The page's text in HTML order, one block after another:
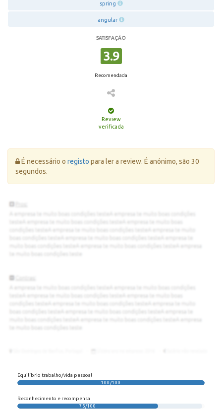
spring
angular
SATISFAÇÃO
3.9
Recomendada
Review
verificada
Erro:
É necessário o registo para ler a review. É anónimo, são 30
segundos.
Equilíbrio trabalho/vida pessoal
100/100
Reconhecimento e recompensa
75/100